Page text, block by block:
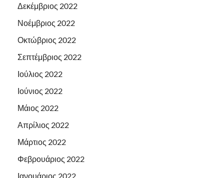
Δεκέμβριος 2022
Νοέμβριος 2022
Οκτώβριος 2022
Σεπτέμβριος 2022
Ιούλιος 2022
Ιούνιος 2022
Μάιος 2022
Απρίλιος 2022
Μάρτιος 2022
Φεβρουάριος 2022
Ιανουάριος 2022